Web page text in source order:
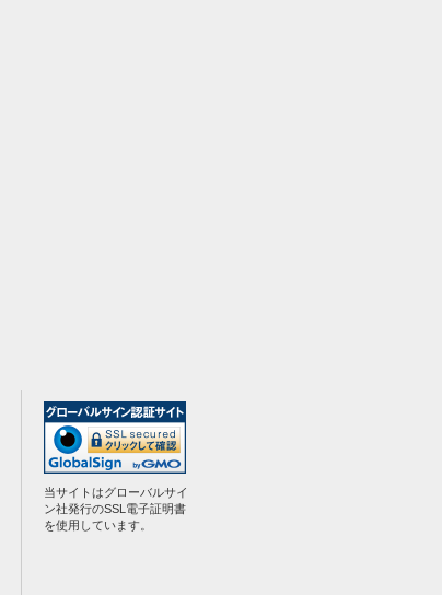
当サイトはグローバルサイ
ン社発行のSSL電子証明書
を使用しています。